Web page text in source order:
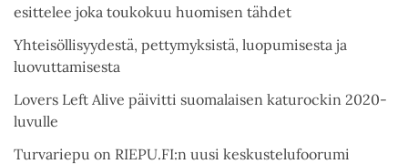
esittelee joka toukokuu huomisen tähdet
Yhteisöllisyydestä, pettymyksistä, luopumisesta ja
luovuttamisesta
Lovers Left Alive päivitti suomalaisen katurockin 2020-
luvulle
Turvariepu on RIEPU.FI:n uusi keskustelufoorumi